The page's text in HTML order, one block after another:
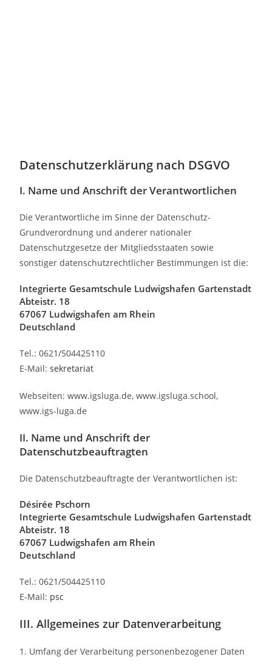
Datenschutzerklärung nach DSGVO
I. Name und Anschrift der Verantwortlichen
Die Verantwortliche im Sinne der Datenschutz-
Grundverordnung und anderer nationaler
Datenschutzgesetze der Mitgliedsstaaten sowie
sonstiger datenschutzrechtlicher Bestimmungen ist die:
Integrierte Gesamtschule Ludwigshafen Gartenstadt
Abteistr. 18
67067 Ludwigshafen am Rhein
Deutschland
Tel.: 0621/504425110
E-Mail:sekretariat
Webseiten: www.igsluga.de, www.igsluga.school,
www.igs-luga.de
II. Name und Anschrift der
Datenschutzbeauftragten
Die Datenschutzbeauftragte der Verantwortlichen ist:
Désirée Pschorn
Integrierte Gesamtschule Ludwigshafen Gartenstadt
Abteistr. 18
67067 Ludwigshafen am Rhein
Deutschland
Tel.: 0621/504425110
E-Mail: psc
III. Allgemeines zur Datenverarbeitung
1. Umfang der Verarbeitung personenbezogener Daten